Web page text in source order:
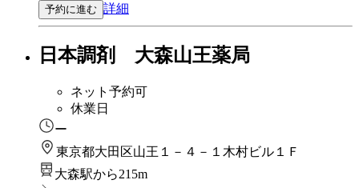
予約に進む 詳細
日本調剤 大森山王薬局
ネット予約可
休業日
ー
東京都大田区山王１－４－１木村ビル１Ｆ
大森駅から215m